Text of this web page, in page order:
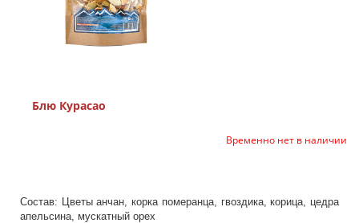
Блю Курасао
Временно нет в наличии
Состав: Цветы анчан, корка померанца, гвоздика, корица, цедра
апельсина, мускатный орех